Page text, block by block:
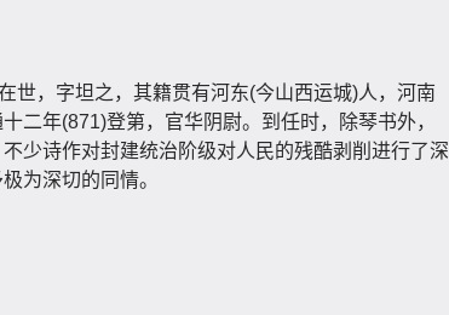
世，字坦之，其籍贯有河东(今山西运城)人，河南
二年(871)登第，官华阴尉。到任时，除琴书外，
少诗作对封建统治阶级对人民的残酷剥削进行了深
为深切的同情。